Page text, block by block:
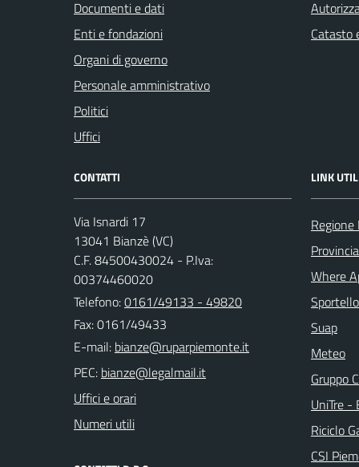
Documenti e dati
Enti e fondazioni
Organi di governo
Personale amministrativo
Politici
Uffici
Catasto
CONTATTI
Via Isnardi 17
13041 Bianzè (VC)
C.F. 84500430024 - P.Iva:
00374460020
Telefono:0161/49133 - 49820
Fax: 0161/49433
E-mail:
PEC:
Uffici e orari
Numeri utili
LINK
Where
Suap
Meteo
Gruppo
UniTre -
Riciclo
CSI